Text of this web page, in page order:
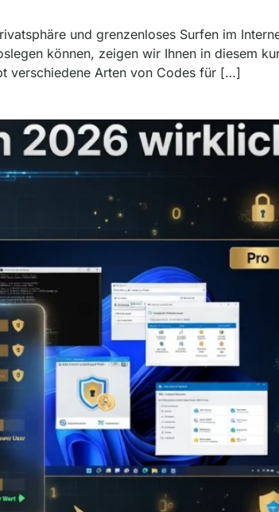
und grenzenloses Surfen im
können, zeigen wir Ihnen in diesem
verschiedene Arten von Codes für […]